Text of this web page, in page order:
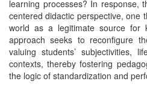
learning processes? In response,
centered didactic perspective, one
world as a legitimate source for
approach seeks to reconfigure
valuing students’ subjectivities,
contexts, thereby fostering
the logic of standardization and